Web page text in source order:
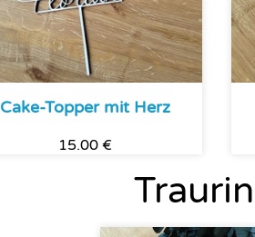
Cake-Topper mit Herz
15.00 €